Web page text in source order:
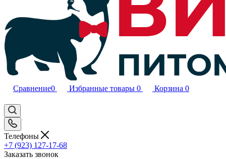
Сравнение0 Избранные товары 0 Корзина 0
Телефоны
+7 (923) 127-17-68
Заказать звонок